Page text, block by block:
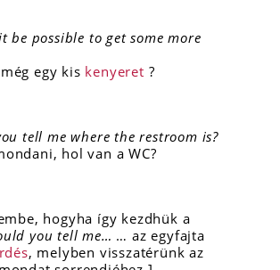
be possible to get some more
egy kis kenyeret ?
tell me where the restroom is?
hol van a WC?
hogyha így kezdhük a
you tell me… … az egyfajta
, melyben visszatérünk az